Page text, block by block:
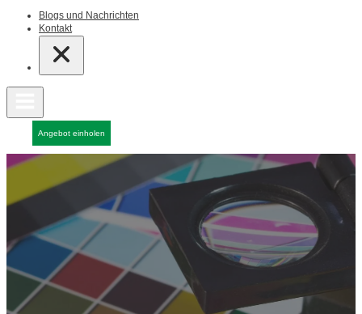
Blogs und Nachrichten
Kontakt
Angebot einholen